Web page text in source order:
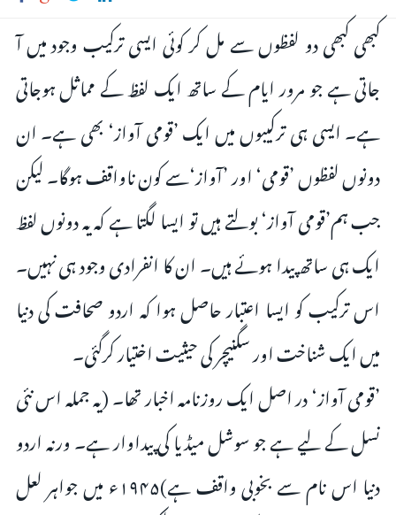
کبھی کبھی دو لفظوں سے مل کر کوئی ایسی ترکیب وجود میں آ
جاتی ہے جو مرور ایام کے ساتھ ایک لفظ کے مماثل ہوجاتی
ہے۔ ایسی ہی ترکیبوں میں ایک ’قومی آواز‘ بھی ہے۔ ان
دونوں لفظوں ’قومی‘ اور ’آواز‘سے کون ناواقف ہوگا۔ لیکن
جب ہم’قومی آواز‘ بولتے ہیں تو ایسا لگتا ہے کہ یہ دونوں لفظ
ایک ہی ساتھ پیدا ہوئے ہیں۔ ان کا انفرادی وجود ہی نہیں۔
اس ترکیب کو ایسا اعتبار حاصل ہوا کہ اردو صحافت کی دنیا
میں ایک شناخت اور سگنیچر کی حیثیت اختیار کرگئی۔
’قومی آواز‘ در اصل ایک روزنامہ اخبار تھا۔ (یہ جملہ اس نئی
نسل کے لیے ہے جو سوشل میڈیا کی پیداوار ہے۔ ورنہ اردو
دنیا اس نام سے بخوبی واقف ہے)۱۹۴۵ء میں جواہر لعل